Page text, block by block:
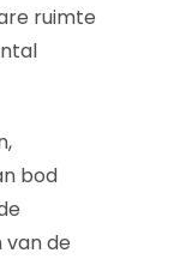
ruimte
bod
de